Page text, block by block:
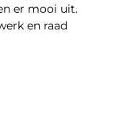
er mooi uit.
en raad